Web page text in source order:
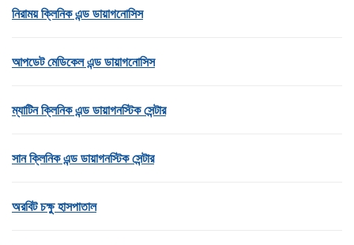
নিরাময় ক্লিনিক এন্ড ডায়াগনোসিস
আপডেট মেডিকেল এন্ড ডায়াগনোসিস
ম্যাটিন ক্লিনিক এন্ড ডায়াগনস্টিক সেন্টার
সান ক্লিনিক এন্ড ডায়াগনস্টিক সেন্টার
অরবিট চক্ষু হাসপাতাল